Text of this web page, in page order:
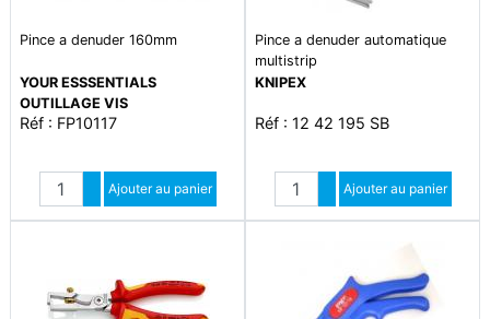
Pince a denuder 160mm
YOUR ESSSENTIALS
OUTILLAGE VIS
Réf : FP10117
Quantité
Augmenter quantité
Diminuer quantité
Ajouter au panier
Pince a denuder automatique
multistrip
KNIPEX
Réf : 12 42 195 SB
Quantité
Augmenter quantité
Diminuer quantité
Ajouter au panier